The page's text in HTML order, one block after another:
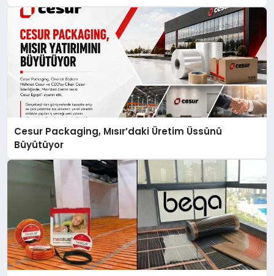
Cesur Packaging, Mısır’daki Üretim Üssünü
Büyütüyor